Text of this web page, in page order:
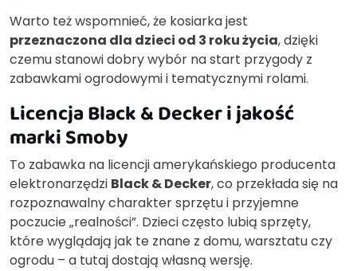
Warto też wspomnieć, że kosiarka jest
przeznaczona dla dzieci od 3 roku życia, dzięki
czemu stanowi dobry wybór na start przygody z
zabawkami ogrodowymi i tematycznymi rolami.
Licencja Black & Decker i jakość
marki Smoby
To zabawka na licencji amerykańskiego producenta
elektronarzędzi Black & Decker, co przekłada się na
rozpoznawalny charakter sprzętu i przyjemne
poczucie „realności”. Dzieci często lubią sprzęty,
które wyglądają jak te znane z domu, warsztatu czy
ogrodu – a tutaj dostają własną wersję.